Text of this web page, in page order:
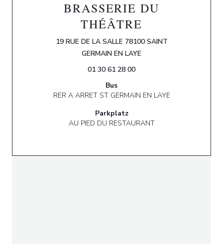
BRASSERIE DU
THÉÂTRE
19 RUE DE LA SALLE 78100 SAINT
GERMAIN EN LAYE((öffnet ein neues
01 30 61 28 00
Bus
RER A ARRET ST GERMAIN EN LAYE
Parkplatz
AU PIED DU RESTAURANT